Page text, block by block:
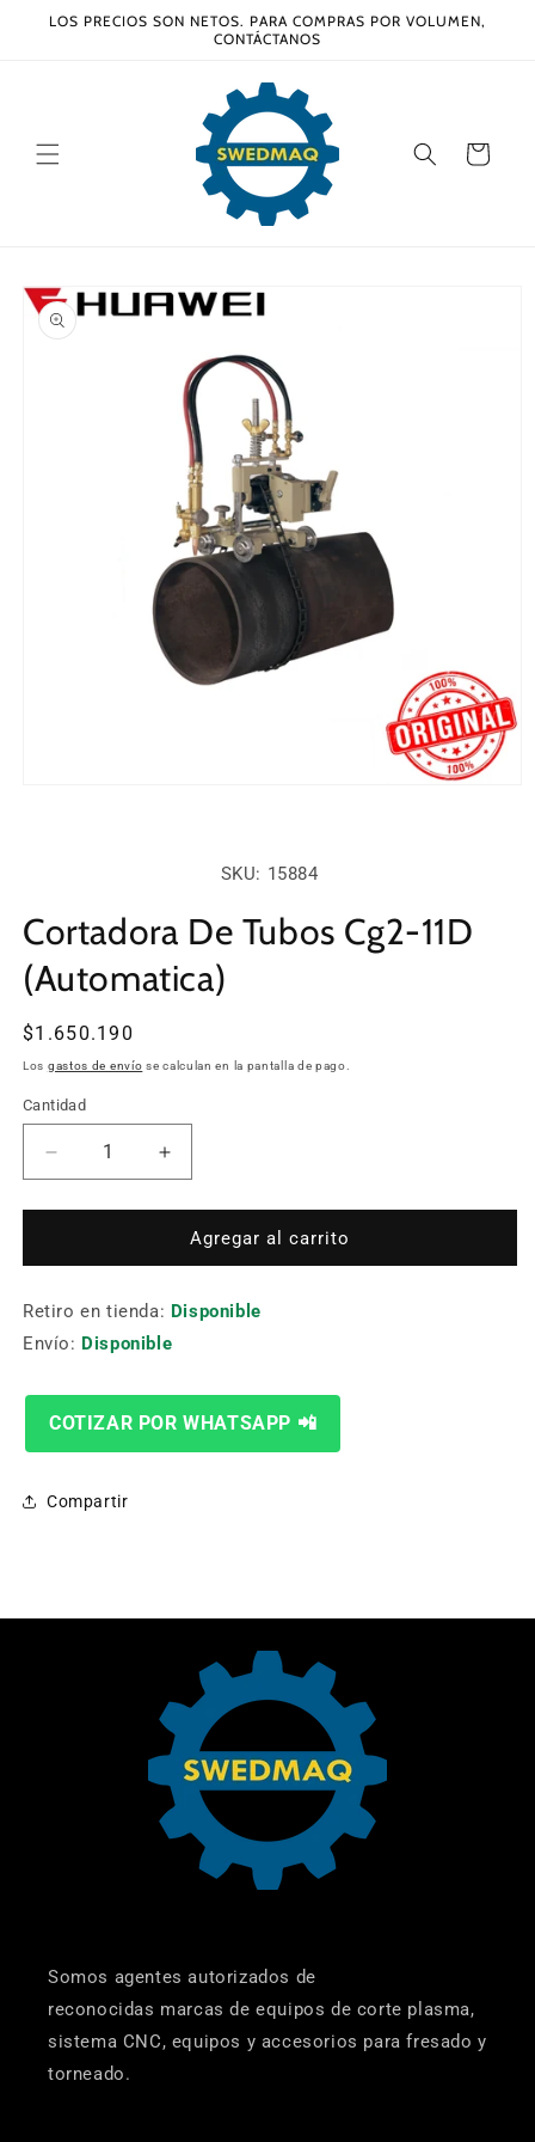
directamente
LOS PRECIOS SON NETOS. PARA COMPRAS POR VOLUMEN,
CONTÁCTANOS
Carrito
directamente
a la
información
modal
SKU: 15884
Cortadora De Tubos Cg2-11D
(Automatica)
Precio
habitual
$1.650.190
Los gastos de envío se calculan en la pantalla de pago.
Cantidad
Cantidad
Reducir
cantidad
para
De
Cg2-
11D
Aumentar
cantidad
para
Cortadora
De
Cg2-
11D
Agregar al carrito
Retiro en tienda: Disponible
Envío: Disponible
COTIZAR POR WHATSAPP 📲
Compartir
Somos agentes autorizados de
reconocidas marcas de equipos de corte plasma,
sistema CNC, equipos y accesorios para fresado y
torneado.